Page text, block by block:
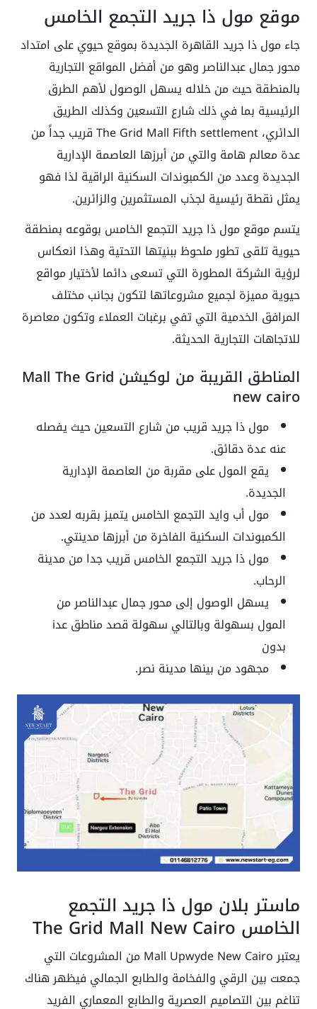
موقع مول ذا جريد التجمع الخامس
جاء مول ذا جريد القاهرة الجديدة بموقع حيوي على امتداد
محور جمال عبدالناصر وهو من أفضل المواقع التجارية
بالمنطقة حيث من خلاله يسهل الوصول لأهم الطرق
الرئيسية بما في ذلك شارع التسعين وكذلك الطريق
الدائري، The Grid Mall Fifth settlement قريب جداً من
عدة معالم هامة والتي من أبرزها العاصمة الإدارية
الجديدة وعدد من الكمبوندات السكنية الراقية لذا فهو
يمثل نقطة رئيسية لجذب المستثمرين والزائرين.
يتسم موقع مول ذا جريد التجمع الخامس بوقوعه بمنطقة
حيوية تلقى تطور ملحوظ ببنيتها التحتية وهذا انعكاس
لرؤية الشركة المطورة التي تسعى دائما لأختيار مواقع
حيوية مميزة لجميع مشروعاتها لتكون بجانب مختلف
المرافق الخدمية التي تفي برغبات العملاء وتكون معاصرة
للاتجاهات التجارية الحديثة.
المناطق القريبة من لوكيشن Mall The Grid
new cairo
مول ذا جريد قريب من شارع التسعين حيث يفصله
عنه عدة دقائق.
يقع المول على مقربة من العاصمة الإدارية
الجديدة.
مول أب وايد التجمع الخامس يتميز بقربه لعدد من
الكمبوندات السكنية الفاخرة من أبرزها مدينتي.
مول ذا جريد التجمع الخامس قريب جدا من مدينة
الرحاب.
يسهل الوصول إلى محور جمال عبدالناصر من
المول بسهولة وبالتالي سهولة قصد مناطق عدi
بدون
مجهود من بينها مدينة نصر.
ماستر بلان مول ذا جريد التجمع
الخامس The Grid Mall New Cairo
يعتبر Mall Upwyde New Cairo من المشروعات التي
جمعت بين الرقي والفخامة والطابع الجمالي فيظهر هناك
تناغم بين التصاميم العصرية والطابع المعماري الفريد